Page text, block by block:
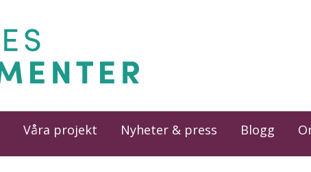
Våra projekt Nyheter & press Blogg